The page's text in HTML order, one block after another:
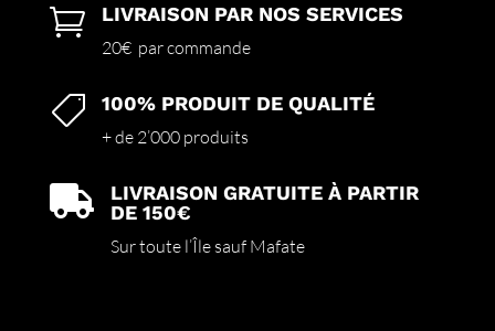
 LIVRAISON PAR NOS SERVICES
20€ par commande
 100% PRODUIT DE QUALITÉ
+ de 2’000 produits

LIVRAISON GRATUITE À PARTIR
DE 150€
Sur toute l’Île sauf Mafate